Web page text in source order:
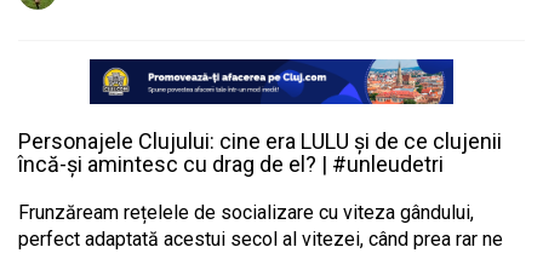
Personajele Clujului: cine era LULU și de ce clujenii
încă-și amintesc cu drag de el? | #unleudetri
Frunzăream rețelele de socializare cu viteza gândului,
perfect adaptată acestui secol al vitezei, când prea rar ne